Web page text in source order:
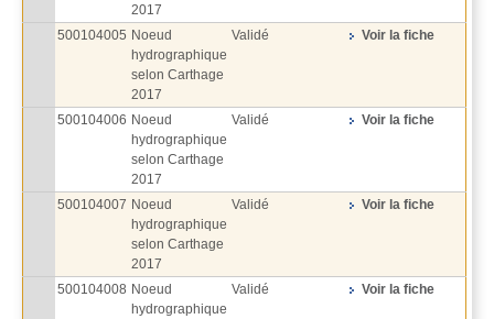
2017
500104005 Noeud
hydrographique
selon Carthage
2017
Validé Voir la fiche
500104006 Noeud
hydrographique
selon Carthage
2017
Validé Voir la fiche
500104007 Noeud
hydrographique
selon Carthage
2017
Validé Voir la fiche
500104008 Noeud
hydrographique
Validé Voir la fiche